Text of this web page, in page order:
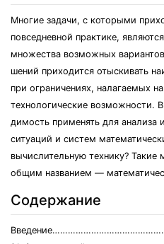
Многие задачи, с которыми
повседнев­ной практике,
множе­ства возможных
шений приходится отыскивать
при ограничениях, налагаемых
технологические возможности.
димость применять для анализа
ситуаций и систем
вычислительную технику?
общим названием —
Содержание